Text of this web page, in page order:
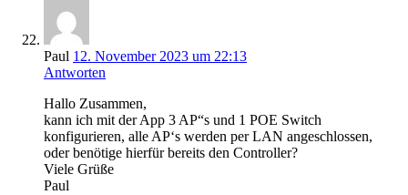
Paul 12. November 2023 um 22:13
Antworten
Hallo Zusammen,
kann ich mit der App 3 AP“s und 1 POE Switch
konfigurieren, alle AP‘s werden per LAN angeschlossen,
oder benötige hierfür bereits den Controller?
Viele Grüße
Paul